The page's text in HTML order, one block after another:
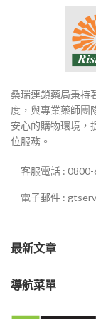
桑瑞連鎖藥局秉持
度，與專業藥師團
安心的購物環境，
位服務。
客服電話 :
電子郵件 :
最新文章
導航菜單